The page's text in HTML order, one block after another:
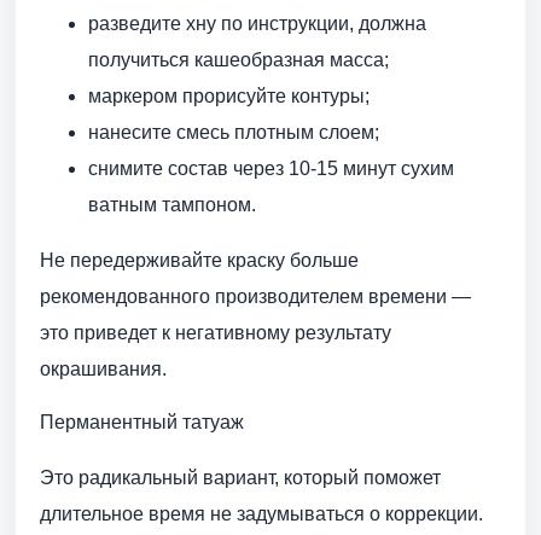
разведите хну по инструкции, должна
получиться кашеобразная масса;
маркером прорисуйте контуры;
нанесите смесь плотным слоем;
снимите состав через 10-15 минут сухим
ватным тампоном.
Не передерживайте краску больше
рекомендованного производителем времени —
это приведет к негативному результату
окрашивания.
Перманентный татуаж
Это радикальный вариант, который поможет
длительное время не задумываться о коррекции.